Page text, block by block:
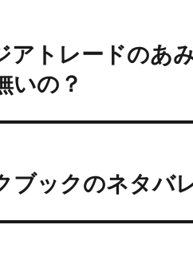
アトレードのあ
いの？
ブックのネタバ